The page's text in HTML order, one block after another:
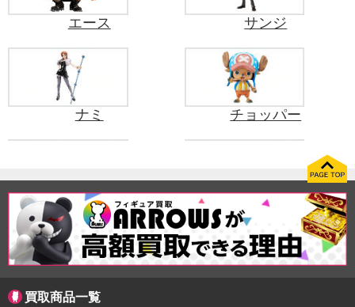
エース サンジ
ナミ チョッパー
フランキー ウソップ
ロビン
買取商品一覧